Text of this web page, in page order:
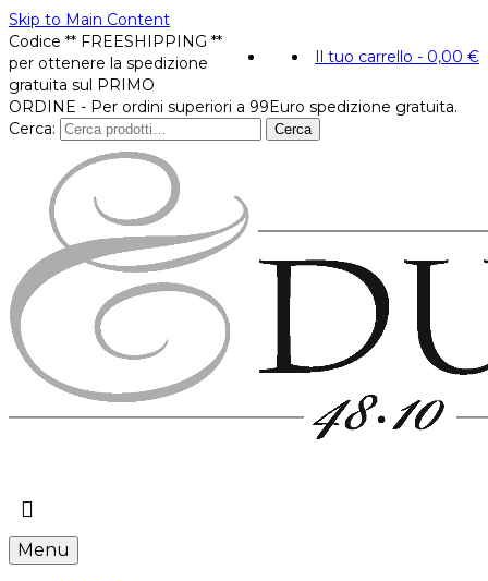
Skip to Main Content
Il tuo carrello - 0,00 €
Codice ** FREESHIPPING **
per ottenere la spedizione
gratuita sul PRIMO
ORDINE - Per ordini superiori a 99Euro spedizione gratuita.
Cerca:
Cerca
Menu